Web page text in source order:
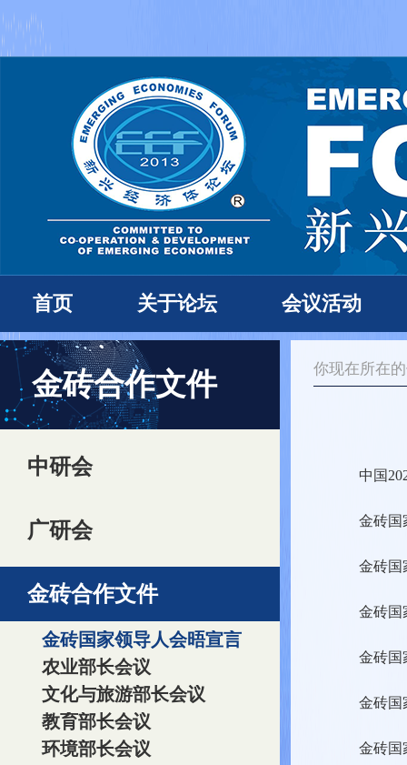
首页 关于论坛 会议活动
金砖合作文件
中研会
广研会
金砖合作文件
金砖国家领导人会晤宣言
农业部长会议
文化与旅游部长会议
教育部长会议
环境部长会议
你现在所在
中国
金砖国
金砖国
金砖国
金砖国
金砖国
金砖国